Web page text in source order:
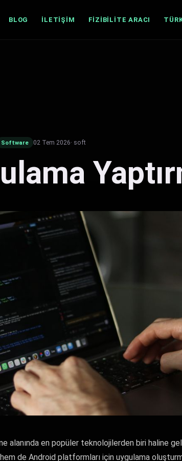
BLOG İLETIŞIM FIZIBILITE ARACI
Software 02 Tem 2026· soft
alanında en popüler teknolojilerden biri haline
de Android platformları için uygulama